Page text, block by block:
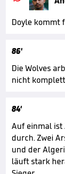
Doyle kommt
86'
Die Wolves
nicht
84'
Auf einmal ist
durch. Zwei
und der
läuft stark